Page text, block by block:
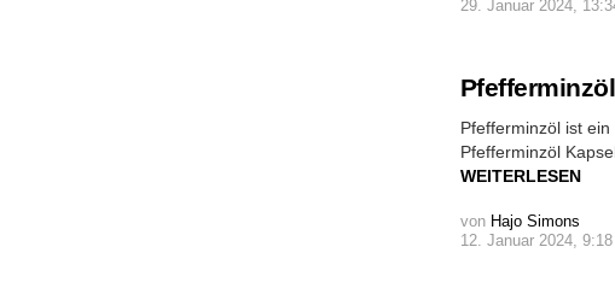
29. Januar 2024,
Pfefferminzöl ist
Pfefferminzöl
WEITERLESEN
von Hajo Simons
12. Januar 2024, 9:18